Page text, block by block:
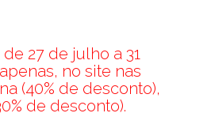
27 de julho a 31
no site nas
(40% de desconto),
de desconto).